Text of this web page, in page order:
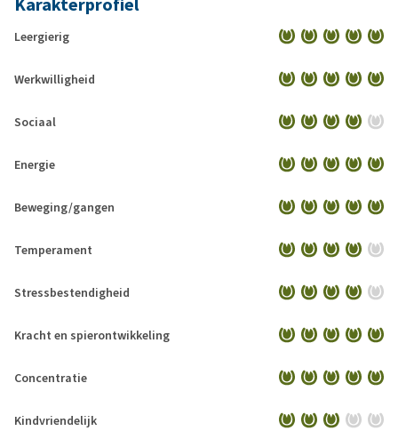
Karakterprofiel
Leergierig
Werkwilligheid
Sociaal
Energie
Beweging/gangen
Temperament
Stressbestendigheid
Kracht en spierontwikkeling
Concentratie
Kindvriendelijk